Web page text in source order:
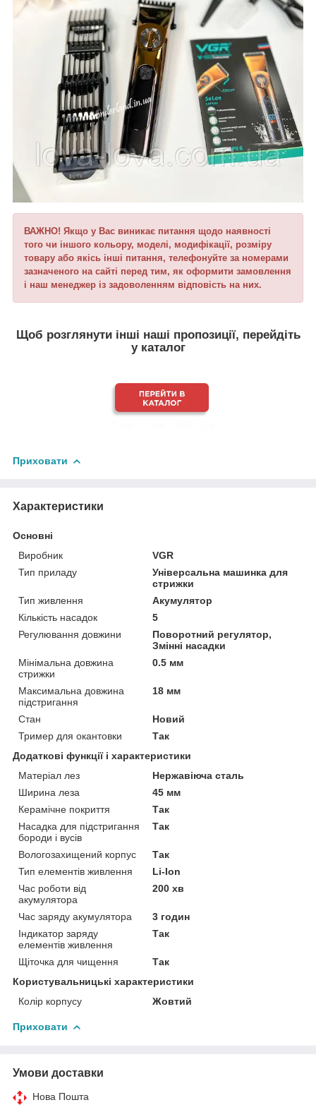
ВАЖНО! Якщо у Вас виникає питання щодо наявності
того чи іншого кольору, моделі, модифікації, розміру
товару або якісь інші питання, телефонуйте за номерами
зазначеного на сайті перед тим, як оформити замовлення
і наш менеджер із задоволенням відповість на них.
Щоб розглянути інші наші пропозиції, перейдіть
у каталог
Приховати
Характеристики
Основні
Виробник
VGR
Тип приладу
Універсальна машинка для
стрижки
Тип живлення
Акумулятор
Кількість насадок
5
Регулювання довжини
Поворотний регулятор,
Змінні насадки
Мінімальна довжина
стрижки
0.5 мм
Максимальна довжина
підстригання
18 мм
Стан
Новий
Тример для окантовки
Так
Додаткові функції і характеристики
Матеріал лез
Нержавіюча сталь
Ширина леза
45 мм
Керамічне покриття
Так
Насадка для підстригання
бороди і вусів
Так
Вологозахищений корпус
Так
Тип елементів живлення
Li-Ion
Час роботи від
акумулятора
200 хв
Час заряду акумулятора
3 годин
Індикатор заряду
елементів живлення
Так
Щіточка для чищення
Так
Користувальницькі характеристики
Колір корпусу
Жовтий
Приховати
Умови доставки
Нова Пошта